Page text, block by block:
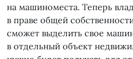
на машиноместа. Теперь
в праве общей
сможет выделить свое
в отдельный объект